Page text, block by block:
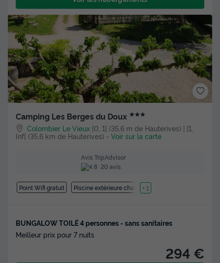
Camping Les Berges du Doux ★★★
Colombier Le Vieux ]0, 1[ (35,6 m de Hauterives) | [1,
Inf[ (35,6 km de Hauterives) - Voir sur la carte
Avis TripAdvisor
20 avis
Point Wifi gratuit Piscine extérieure chauffée
+ 1
BUNGALOW TOILÉ 4 personnes - sans sanitaires
Meilleur prix pour 7 nuits
294 €